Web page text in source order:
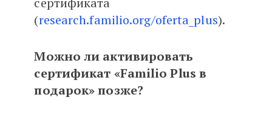
(research.familio.org/oferta_plus).
Можно ли активировать
сертификат «Familio Plus в
подарок» позже?